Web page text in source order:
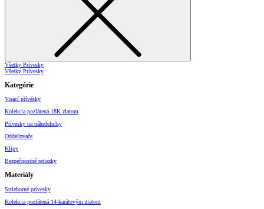
Všetky Prívesky
Všetky Prívesky
Kategórie
Visací přívěsky
Kolekcia pozlátená 18K zlatom
Prívesky na náhrdelníky
Oddeľovače
Klipy
Bezpečnostné retiazky
Materiály
Strieborné prívesky
Kolekcia pozlátená 14-karátovým zlatom